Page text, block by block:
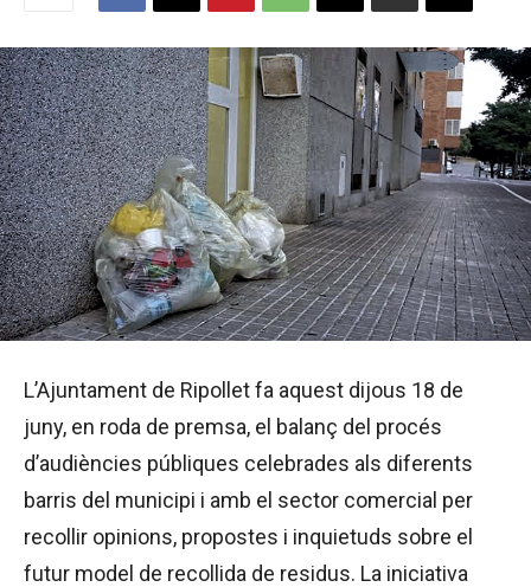
L’Ajuntament de Ripollet fa aquest dijous 18 de
juny, en roda de premsa, el balanç del procés
d’audiències públiques celebrades als diferents
barris del municipi i amb el sector comercial per
recollir opinions, propostes i inquietuds sobre el
futur model de recollida de residus. La iniciativa